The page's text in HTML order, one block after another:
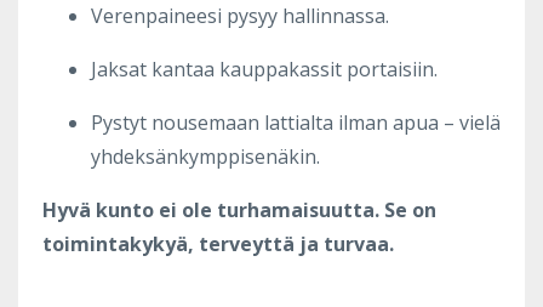
Verenpaineesi pysyy hallinnassa.
Jaksat kantaa kauppakassit portaisiin.
Pystyt nousemaan lattialta ilman apua – vielä
yhdeksänkymppisenäkin.
Hyvä kunto ei ole turhamaisuutta. Se on
toimintakykyä, terveyttä ja turvaa.